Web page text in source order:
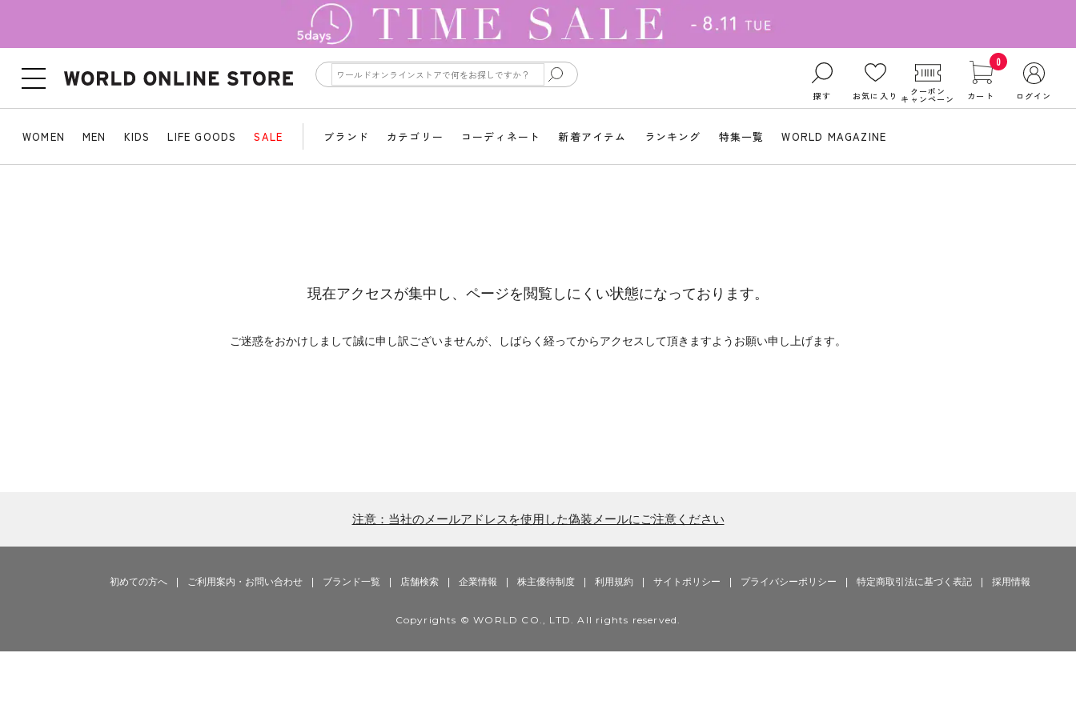
探す お気に入り クーポン
キャンペーン
0
カート ログイン
WOMEN MEN KIDS LIFE GOODS SALE ブランド カテゴリー コーディネート 新着アイテム ランキング 特集一覧 WORLD MAGAZINE
現在アクセスが集中し、ページを閲覧しにくい状態になっております。
ご迷惑をおかけしまして誠に申し訳ございませんが、しばらく経ってからアクセスして頂きますようお願い申し上げます。
注意：当社のメールアドレスを使用した偽装メールにご注意ください
初めての方へ ご利用案内・お問い合わせ ブランド一覧 店舗検索 企業情報 株主優待制度 利用規約 サイトポリシー プライバシーポリシー 特定商取引法に基づく表記 採用情報
Copyrights © WORLD CO., LTD. All rights reserved.